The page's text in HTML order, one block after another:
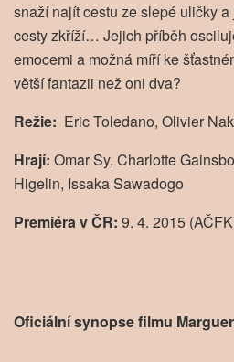
snaží najít cestu ze slepé uličky
cesty zkříží… Jejich příběh
emocemi a možná míří ke
větší fantazii než oni dva?
Režie: Eric Toledano, Olivier
Hrají: Omar Sy, Charlotte
Higelin, Issaka Sawadogo
Premiéra v ČR: 9. 4. 2015
Oficiální synopse filmu